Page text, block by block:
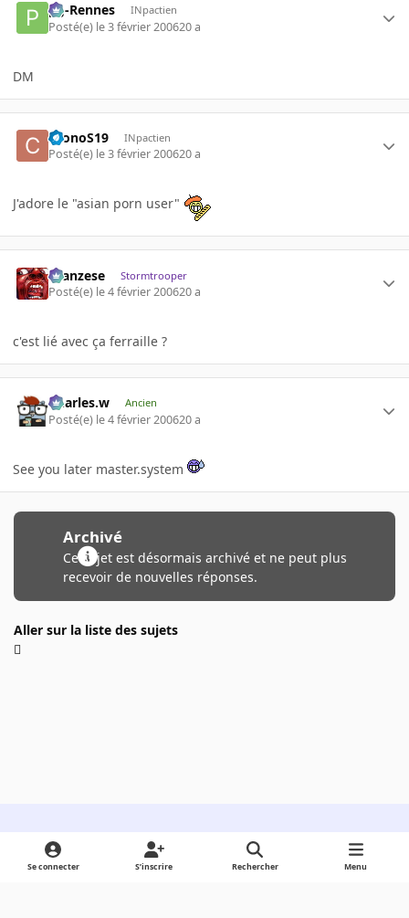
pg-Rennes INpactien
Posté(e) le 3 février 200620 a
DM
CronoS19 INpactien
Posté(e) le 3 février 200620 a
J'adore le "asian porn user"
ilcanzese Stormtrooper
Posté(e) le 4 février 200620 a
c'est lié avec ça ferraille ?
Charles.w Ancien
Posté(e) le 4 février 200620 a
See you later master.system
Archivé
Ce sujet est désormais archivé et ne peut plus
recevoir de nouvelles réponses.
Aller sur la liste des sujets
Light ModeDark ModeSystem Preference
Se connecter S’inscrire Rechercher Menu